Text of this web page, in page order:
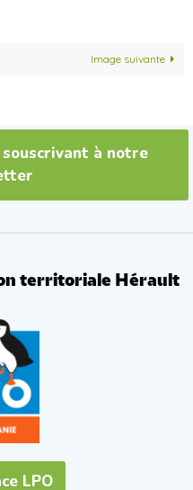
Image suivante
souscrivant à notre
territoriale Hérault
LPO